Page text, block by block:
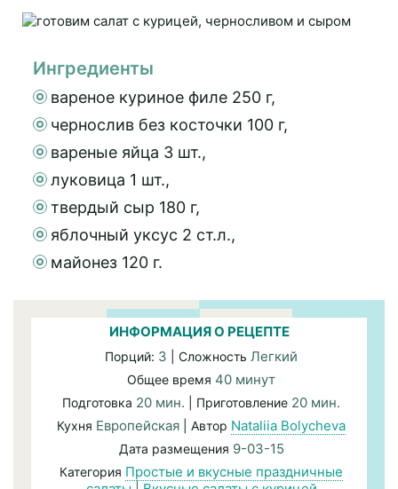
Ингредиенты
вареное куриное филе 250 г,
чернослив без косточки 100 г,
вареные яйца 3 шт.,
луковица 1 шт.,
твердый сыр 180 г,
яблочный уксус 2 ст.л.,
майонез 120 г.
ИНФОРМАЦИЯ О РЕЦЕПТЕ
Порций: 3 | Сложность Легкий
Общее время 40 минут
Подготовка 20 мин. | Приготовление 20 мин.
Кухня Европейская | Автор Nataliia Bolycheva
Дата размещения 9-03-15
Категория Простые и вкусные праздничные